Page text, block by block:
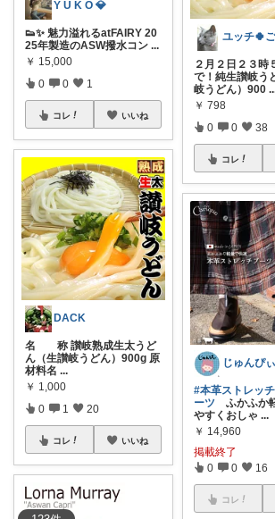
Y U K O 💎
👟✨ 魅力溢れるatFAIRY 20
25年製造のASW撥水コン ...
￥ 15,000
0 0 1
コレ いいね
DACK
名 称 讃岐熟成生太うど
ん（生讃岐うどん）900g 原
材料名 ...
￥ 1,000
0 1 20
コレ いいね
２月２日２３時
で！純生讃岐う
岐うどん）900
￥ 798
0 0 38
コレ
#本革ストレッ
ーツ ふかふか
やすくおしゃ ...
￥ 14,960
掲載終了
0 0 16
コレ